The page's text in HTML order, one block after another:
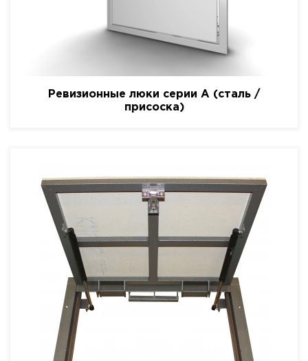
Ревизионные люки серии A (сталь /
присоска)